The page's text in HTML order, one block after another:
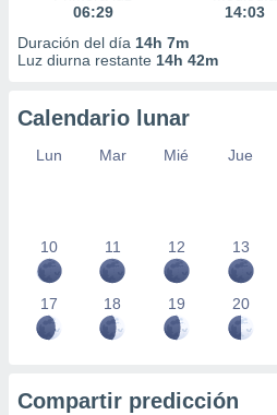
06:29
14:03
Duración del día 14h 7m
Luz diurna restante 14h 42m
Calendario lunar
Lun Mar Mié Jue
10 11 12 13
17 18 19 20
Compartir predicción